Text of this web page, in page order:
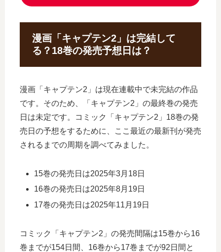
漫画「キャプテン2」は完結して
る？18巻の発売予想日は？
漫画「キャプテン2」は現在連載中で未完結の作品
です。そのため、「キャプテン2」の最終巻の発売
日は未定です。コミック「キャプテン2」18巻の発
売日の予想をするために、ここ最近の最新刊が発売
されるまでの周期を調べてみました。
15巻の発売日は2025年3月18日
16巻の発売日は2025年8月19日
17巻の発売日は2025年11月19日
コミック「キャプテン2」の発売間隔は15巻から16
巻までが154日間、16巻から17巻までが92日間と